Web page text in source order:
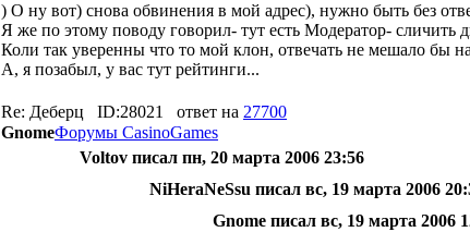
) О ну вот) снова обвинения в мой адрес), нужно быть без
Я же по этому поводу говорил- тут есть Модератор- сличить
Коли так уверенны что то мой клон, отвечать не мешало бы
А, я позабыл, у вас тут рейтинги...
Re: Деберц ID:28021 ответ на 27700
GnomeФорумы CasinoGames
Voltov писал пн, 20 марта 2006 23:56
NiHeraNeSsu писал вс, 19 марта 2006
Gnome писал вс, 19 марта 2006